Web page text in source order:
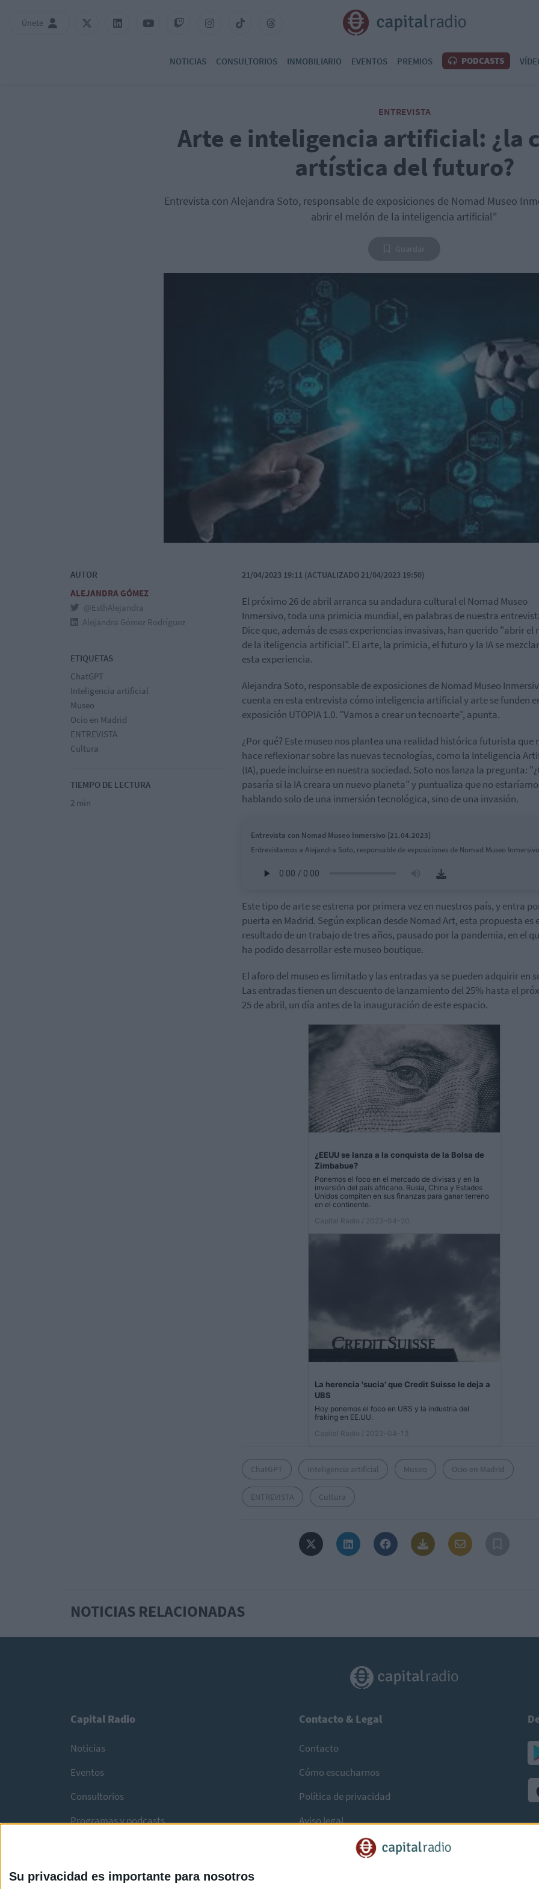
Su privacidad es importante para nosotros
Únete
NOTICIAS CONSULTORIOS INMOBILIARIO EVENTOS PREMIOS PODCASTS
ENTREVISTA
Arte e inteligencia artificial: ¿la
artística del futuro?
Entrevista con Alejandra Soto, responsable de exposiciones de Nomad Museo
abrir el melón de la inteligencia artificial"
AUTOR
ALEJANDRA GÓMEZ
@EsthAlejandra
Alejandra Gómez Rodríguez
ETIQUETAS
ChatGPT
Inteligencia artificial
Museo
Ocio en Madrid
ENTREVISTA
Cultura
TIEMPO DE LECTURA
2 min
21/04/2023 19:11 (ACTUALIZADO 21/04/2023 19:50)
El próximo 26 de abril arranca su andadura cultural el Nomad Museo
Inmersivo, toda una primicia mundial, en palabras de nuestra
Dice que, además de esas experiencias invasivas, han querido "abrir el
de la iteligencia artificial". El arte, la primicia, el futuro y la IA se
esta experiencia.
Alejandra Soto, responsable de exposiciones de Nomad Museo
cuenta en esta entrevista cómo inteligencia artificial y arte se funden
exposición UTOPIA 1.0. "Vamos a crear un tecnoarte", apunta.
¿Por qué? Este museo nos plantea una realidad histórica futurista que
hace reflexionar sobre las nuevas tecnologías, como la Inteligencia
(IA), puede incluirse en nuestra sociedad. Soto nos lanza la pregunta:
pasaría si la IA creara un nuevo planeta" y puntualiza que no
hablando solo de una inmersión tecnológica, sino de una invasión.
Entrevista con Nomad Museo Inmersivo [21.04.2023]
Entrevistamos a Alejandra Soto, responsable de exposiciones de Nomad Museo Inmersivo
Este tipo de arte se estrena por primera vez en nuestros país, y entra
puerta en Madrid. Según explican desde Nomad Art, esta propuesta es
resultado de un trabajo de tres años, pausado por la pandemia, en el
ha podido desarrollar este museo boutique.
El aforo del museo es limitado y las entradas ya se pueden adquirir en
Las entradas tienen un descuento de lanzamiento del 25% hasta el
25 de abril, un día antes de la inauguración de este espacio.
¿EEUU se lanza a la conquista de la Bolsa de
Zimbabue?
Ponemos el foco en el mercado de divisas y en la
inversión del país africano. Rusia, China y Estados
Unidos compiten en sus finanzas para ganar terreno
en el continente.
Capital Radio
/ 2023-04-20
La herencia 'sucia' que Credit Suisse le deja a
UBS
Hoy ponemos el foco en UBS y la industria del
fraking en EE.UU.
Capital Radio
/ 2023-04-13
ChatGPT Inteligencia artificial Museo Ocio en Madrid
ENTREVISTA Cultura
NOTICIAS RELACIONADAS
Capital Radio
Noticias
Eventos
Consultorios
Programas y podcasts
Contacto & Legal
Contacto
Cómo escucharnos
Política de privacidad
Aviso legal